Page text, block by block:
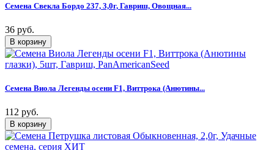
Семена Свекла Бордо 237, 3,0г, Гавриш, Овощная...
36 руб.
Семена Виола Легенды осени F1, Виттрока (Анютины...
112 руб.